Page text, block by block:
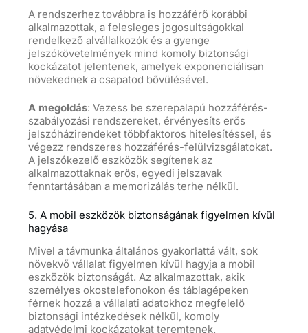
A rendszerhez továbbra is hozzáférő korábbi
alkalmazottak, a felesleges jogosultságokkal
rendelkező alvállalkozók és a gyenge
jelszókövetelmények mind komoly biztonsági
kockázatot jelentenek, amelyek exponenciálisan
növekednek a csapatod bővülésével.
A megoldás: Vezess be szerepalapú hozzáférés-
szabályozási rendszereket, érvényesíts erős
jelszóházirendeket többfaktoros hitelesítéssel, és
végezz rendszeres hozzáférés-felülvizsgálatokat.
A jelszókezelő eszközök segítenek az
alkalmazottaknak erős, egyedi jelszavak
fenntartásában a memorizálás terhe nélkül.
5. A mobil eszközök biztonságának figyelmen kívül
hagyása
Mivel a távmunka általános gyakorlattá vált, sok
növekvő vállalat figyelmen kívül hagyja a mobil
eszközök biztonságát. Az alkalmazottak, akik
személyes okostelefonokon és táblagépeken
férnek hozzá a vállalati adatokhoz megfelelő
biztonsági intézkedések nélkül, komoly
adatvédelmi kockázatokat teremtenek.